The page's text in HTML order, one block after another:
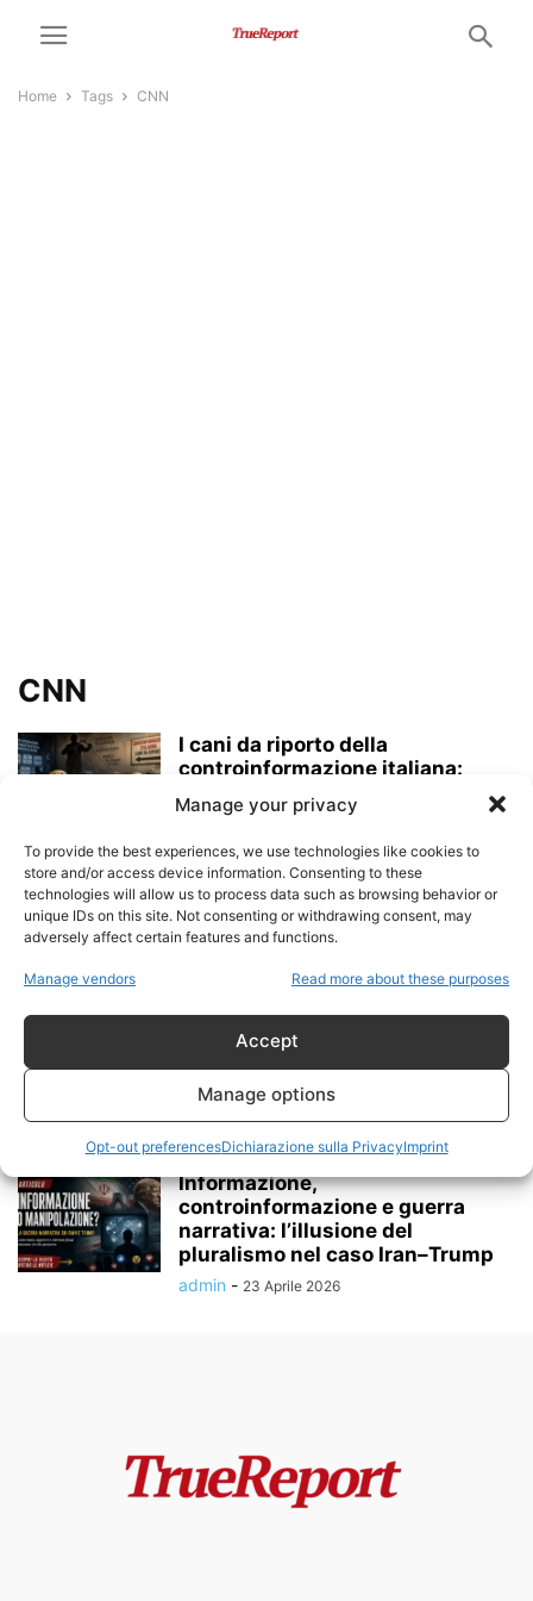
Manage your privacy
To provide the best experiences, we use technologies like cookies to
store and/or access device information. Consenting to these
technologies will allow us to process data such as browsing behavior or
unique IDs on this site. Not consenting or withdrawing consent, may
adversely affect certain features and functions.
Manage vendors Read more about these purposes
Accept
Manage options
Opt-out preferencesDichiarazione sulla PrivacyImprint
Home Tags CNN
CNN
I cani da riporto della
controinformazione italiana:
quando la propaganda
democratica...
admin - 30 Giugno 2026
I cani da riporto della
controinformazione italiana e il
18 Giugno 2026
Il New York Times e la
“resistenza” permanente:
quando il giornalismo...
admin - 24 Maggio 2026
Informazione,
controinformazione e guerra
narrativa: l’illusione del
pluralismo nel caso Iran–Trump
admin - 23 Aprile 2026